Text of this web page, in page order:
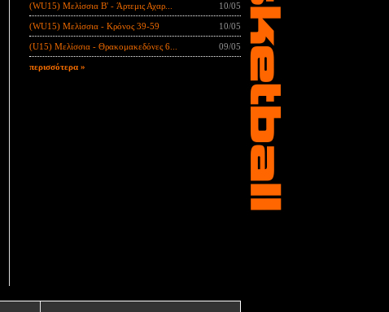
(WU15) Μελίσσια B' - Άρτεμις Αχαρ... 10/05
(WU15) Μελίσσια - Κρόνος 39-59 10/05
(U15) Μελίσσια - Θρακομακεδόνες 6... 09/05
περισσότερα »